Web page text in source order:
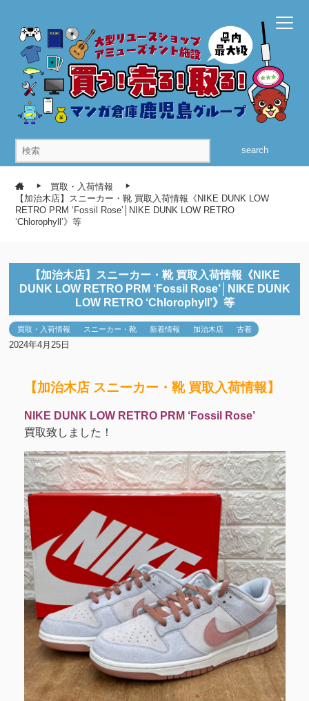
search
買取・入荷情報
【加治木店】スニーカー・靴 買取入荷情報《NIKE DUNK LOW
RETRO PRM ‘Fossil Rose’│NIKE DUNK LOW RETRO
‘Chlorophyll’》等
【加治木店】スニーカー・靴 買取入荷情報《NIKE
DUNK LOW RETRO PRM ‘Fossil Rose’│NIKE DUNK
LOW RETRO ‘Chlorophyll’》等
買取・入荷情報 スニーカー・靴 新着情報 加治木店 古着
2024年4月25日
【加治木店 スニーカー・靴 買取入荷情報】
NIKE DUNK LOW RETRO PRM ‘Fossil Rose’
買取致しました！